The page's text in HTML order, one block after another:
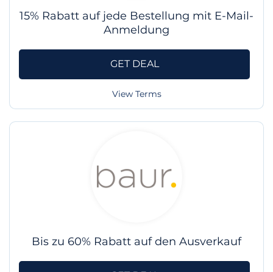
15% Rabatt auf jede Bestellung mit E-Mail-
Anmeldung
GET DEAL
View Terms
Bis zu 60% Rabatt auf den Ausverkauf